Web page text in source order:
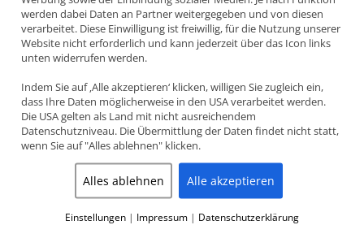
Teilenummer SPRK-FE20N54-BE
Supertechkonisch Ventilfedersatz
BMW:
E90, E91, E92, E93, E82, E88, E89, X6, Z4, F01 – 3.0 (N54B30)
M4 F82 – 3.0 (S55)
Spring data:
Seat pressure – 75lbs @ 36.50mm
Open (lift) pressure – 155lbs @ 10.00mm
Spring coil bind – 23.20mm
Max lift – 12mm
Rate – 8 lbs./mm
Wide end spring outer diameter – 24.40mm
werden dabei Daten an Partner weitergegeben und von diesen
verarbeitet. Diese Einwilligung ist freiwillig, für die Nutzung unserer
Website nicht erforderlich und kann jederzeit über das Icon links
unten widerrufen werden.
Indem Sie auf ‚Alle akzeptieren‘ klicken, willigen Sie zugleich ein,
dass Ihre Daten möglicherweise in den USA verarbeitet werden.
Die USA gelten als Land mit nicht ausreichendem
Datenschutzniveau. Die Übermittlung der Daten findet nicht statt,
wenn Sie auf "Alles ablehnen" klicken.
Alles ablehnen Alle akzeptieren
Einstellungen | Impressum | Datenschutzerklärung